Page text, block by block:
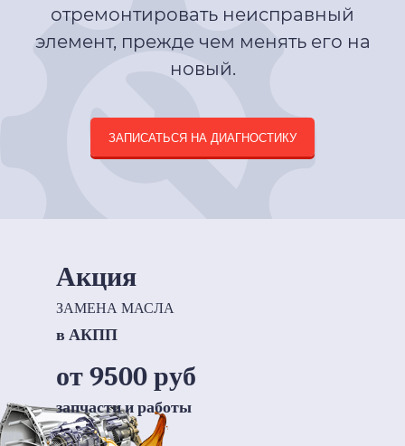
отремонтировать неисправный
элемент, прежде чем менять его на
новый.
ЗАПИСАТЬСЯ НА ДИАГНОСТИКУ
Акция
ЗАМЕНА МАСЛА
в АКПП
от 9500 руб
запчасти и работы